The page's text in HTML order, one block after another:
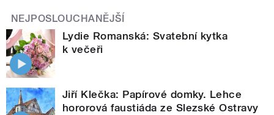
NEJPOSLOUCHANĚJŠÍ
Lydie Romanská: Svatební kytka
k večeři
Jiří Klečka: Papírové domky. Lehce
hororová faustiáda ze Slezské Ostravy